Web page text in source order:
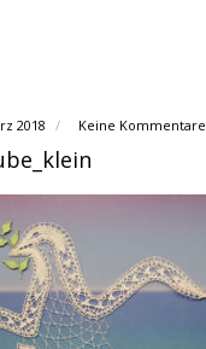
2018 Keine Kommentare